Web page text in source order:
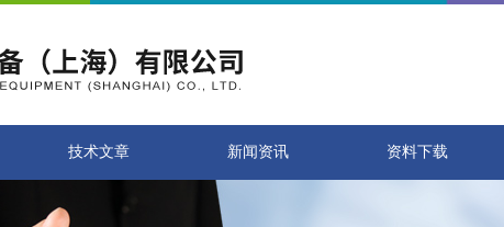
技术文章 新闻资讯 资料下载